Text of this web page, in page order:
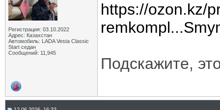
Регистрация: 03.10.2022
Адрес: Казахстан
Автомобиль: LADA Vesta Classic
Start седан
Сообщений: 11,945
https://ozon.kz/
Подскажите,